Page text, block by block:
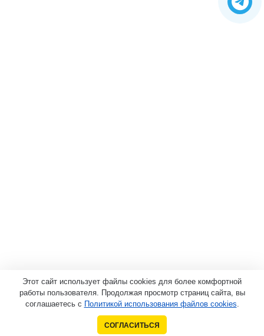
Этот сайт использует файлы cookies для более комфортной
работы пользователя. Продолжая просмотр страниц сайта, вы
соглашаетесь с Политикой использования файлов cookies.
СОГЛАСИТЬСЯ